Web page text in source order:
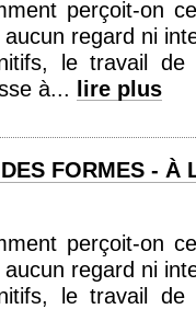
perçoit-on
aucun regard ni
le travail de
à...
lire plus
FORMES - À
perçoit-on
aucun regard ni
le travail de